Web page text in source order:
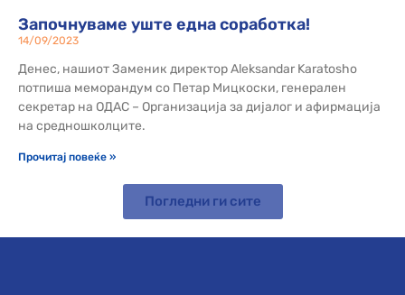
Започнуваме уште една соработка!
14/09/2023
Денес, нашиот Заменик директор Aleksandar Karatosho
потпиша меморандум со Петар Мицкоски, генерален
секретар на ОДАС – Организација за дијалог и афирмација
на средношколците.
Прочитај повеќе »
Погледни ги сите